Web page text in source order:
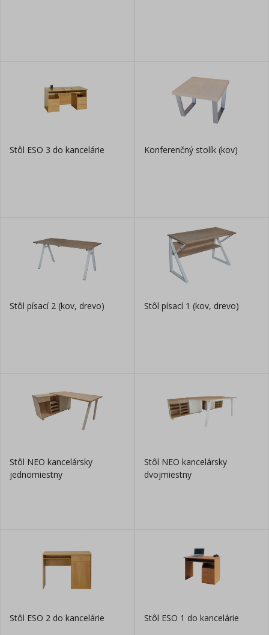
Stôl ESO 3 do kancelárie Konferenčný stolík (kov)
Stôl písací 2 (kov, drevo) Stôl písací 1 (kov, drevo)
Stôl NEO kancelársky
jednomiestny
Stôl NEO kancelársky
dvojmiestny
Stôl ESO 2 do kancelárie Stôl ESO 1 do kancelárie